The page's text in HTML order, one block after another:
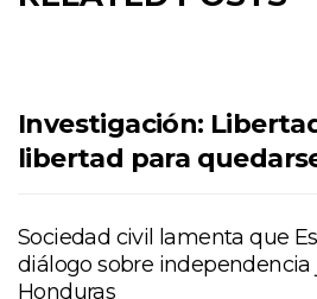
Investigación:
libertad para
Sociedad civil lamenta que
diálogo sobre independencia
Honduras